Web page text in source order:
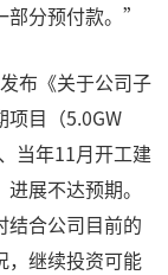
分预付款。”
布《关于公司子
目（5.0GW
当年11月开工建
展不达预期。
结合公司目前的
，继续投资可能